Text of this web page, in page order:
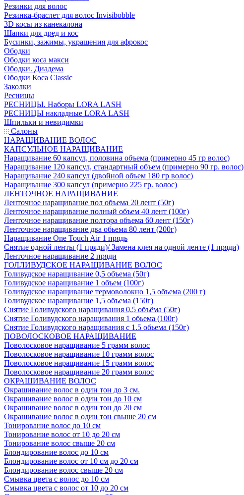
Резинки для волос
Резинка-браслет для волос Invisibobble
3D косы из канекалона
Шапки для дред и кос
Бусинки, зажимы, украшения для афрокос
Ободки
Ободки коса макси
Ободки. Диадема
Ободки Коса Classic
Заколки
Ресницы
РЕСНИЦЫ. Наборы LORA LASH
РЕСНИЦЫ накладные LORA LASH
Шпильки и невидимки
Салоны
НАРАЩИВАНИЕ ВОЛОС
КАПСУЛЬНОЕ НАРАЩИВАНИЕ
Наращивание 60 капсул, половина объема (примерно 45 гр волос)
Наращивание 120 капсул, стандартный объем (примерно 90 гр. волос)
Наращивание 240 капсул (двойной объем 180 гр волос)
Наращивание 300 капсул (примерно 225 гр. волос)
ЛЕНТОЧНОЕ НАРАЩИВАНИЕ
Ленточное наращивание пол объема 20 лент (50г)
Ленточное наращивание полный объем 40 лент (100г)
Ленточное наращивание полтора объема 60 лент (150г)
Ленточное наращивание два обьема 80 лент (200г)
Наращивание One Touch Air 1 прядь
Снятие одной ленты (1 пряди)/ Замена клея на одной ленте (1 пряди)
Ленточное наращивание 2 пряди
ГОЛЛИВУДСКОЕ НАРАЩИВАНИЕ ВОЛОС
Голивудское наращивание 0,5 объема (50г)
Голивудское наращивание 1 объем (100г)
Голивудское наращивание термоволокно 1,5 объема (200 г)
Голивудское наращивание 1,5 объема (150г)
Снятие Голивудского наращивания 0,5 объёма (50г)
Снятие Голивудского наращивания 1 обьема (100г)
Снятие Голивудского наращивания с 1.5 обьема (150г)
ПОВОЛОСКОВОЕ НАРАЩИВАНИЕ
Поволосковое наращивание 5 грамм волос
Поволосковое наращивание 10 грамм волос
Поволосковое наращивание 15 грамм волос
Поволосковое наращивание 20 грамм волос
ОКРАШИВАНИЕ ВОЛОС
Окрашивание волос в один тон до 3 см.
Окрашивание волос в один тон до 10 см
Окрашивание волос в один тон до 20 см
Окрашивание волос в один тон свыше 20 см
Тонирование волос до 10 см
Тонирование волос от 10 до 20 см
Тонирование волос свыше 20 см
Блондирование волос до 10 см
Блондирование волос от 10 см до 20 см
Блондирование волос свыше 20 см
Смывка цвета с волос до 10 см
Смывка цвета с волос от 10 до 20 см